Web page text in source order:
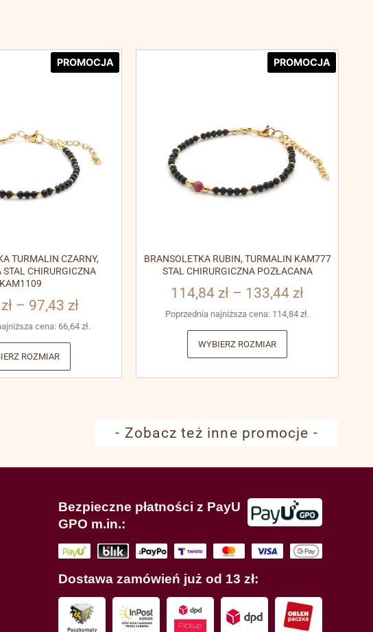
PROMOCJA
TURMALIN CZARNY,
CHIRURGICZNA
KAM1109
zł – 97,43 zł
cena: 66,64 zł.
ROZMIAR
PROMOCJA
BRANSOLETKA RUBIN, TURMALIN KAM777
STAL CHIRURGICZNA POZŁACANA
114,84 zł – 133,44 zł
Poprzednia najniższa cena: 114,84 zł.
WYBIERZ ROZMIAR
- Zobacz też inne promocje -
Bezpieczne płatności z PayU
GPO m.in.:
Dostawa zamówień już od 13 zł: